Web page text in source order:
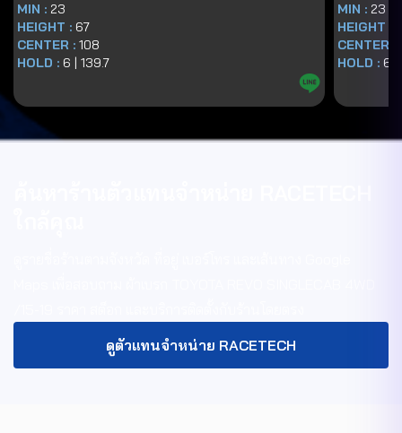
MIN : 23
HEIGHT : 67
CENTER : 108
HOLD : 6 | 139.7
MIN : 23
HEIGHT :
CENTER :
HOLD : 6
ดูตัวแทนจำหน่าย RACETECH